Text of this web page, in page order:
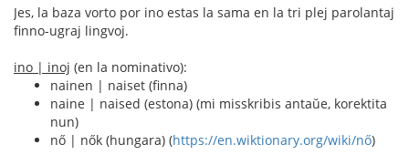
Jes, la baza vorto por ino estas la sama en la tri plej parolantaj
finno-ugraj lingvoj.
ino | inoj (en la nominativo):
nainen | naiset (finna)
naine | naised (estona) (mi misskribis antaŭe, korektita
nun)
nő | nők (hungara) (https://en.wiktionary.org/wiki/nő)